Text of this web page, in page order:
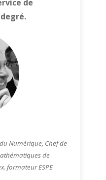
de
Numérique, Chef de
de
formateur ESPE